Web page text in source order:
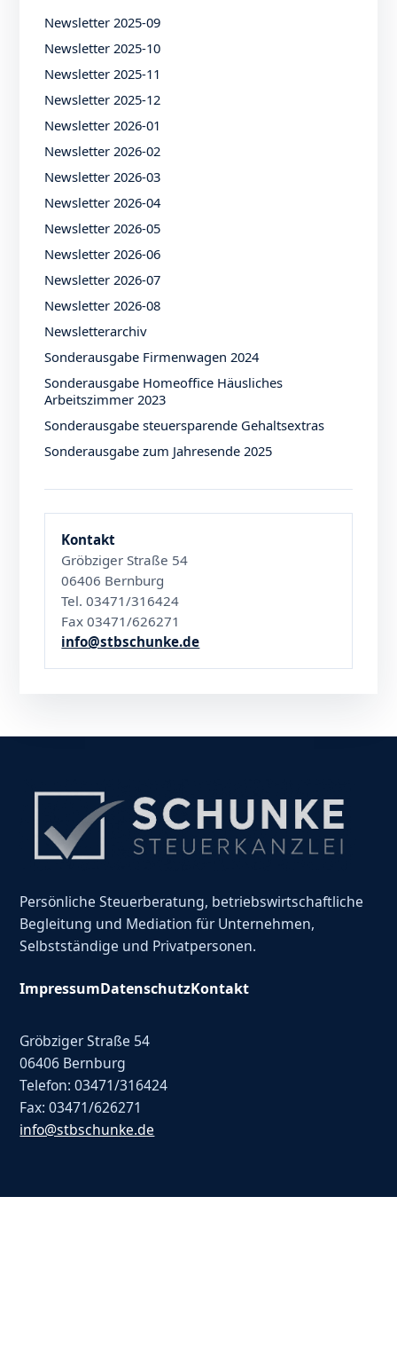
Newsletter 2025-09
Newsletter 2025-10
Newsletter 2025-11
Newsletter 2025-12
Newsletter 2026-01
Newsletter 2026-02
Newsletter 2026-03
Newsletter 2026-04
Newsletter 2026-05
Newsletter 2026-06
Newsletter 2026-07
Newsletter 2026-08
Newsletterarchiv
Sonderausgabe Firmenwagen 2024
Sonderausgabe Homeoffice Häusliches
Arbeitszimmer 2023
Sonderausgabe steuersparende Gehaltsextras
Sonderausgabe zum Jahresende 2025
Kontakt
Gröbziger Straße 54
06406 Bernburg
Tel. 03471/316424
Fax 03471/626271
info@stbschunke.de
Persönliche Steuerberatung, betriebswirtschaftliche
Begleitung und Mediation für Unternehmen,
Selbstständige und Privatpersonen.
ImpressumDatenschutzKontakt
Gröbziger Straße 54
06406 Bernburg
Telefon: 03471/316424
Fax: 03471/626271
info@stbschunke.de